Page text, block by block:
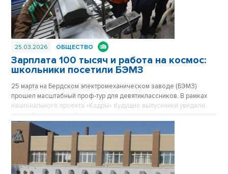
25.03.2026 ОБЩЕСТВО
Зарплата 100 тысяч и работа на космос:
школьники посетили БЭМЗ
25 марта на Бердском электромеханическом заводе (БЭМЗ)
прошел масштабный проф-тур для девятиклассников. В рамках
национального проекта «Кадры» будущие выпускники увидели,
как работает крупнейшее машиностроительное предприятие
региона, обеспечивающее в том числе российскую космонавтику
высокоточными приборами уже 67 лет.